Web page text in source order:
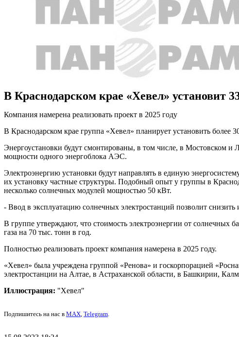
В Краснодарском крае «Хевел» установит
Компания намерена реализовать проект в 2025 году
В Краснодарском крае группа «Хевел» планирует установить более
Энергоустановки будут смонтированы, в том числе, в Мостовском
мощности одного энергоблока АЭС.
Электроэнергию установки будут направлять в единую
их установку частные структуры. Подобный опыт у группы в
несколько солнечных модулей мощностью 50 кВт.
- Ввод в эксплуатацию солнечных электростанций позволит
В группе утверждают, что стоимость электроэнергии от солнечных
газа на 70 тыс. тонн в год.
Полностью реализовать проект компания намерена в 2025 году.
«Хевел» была учреждена группой «Ренова» и госкорпорацией
электростанции на Алтае, в Астраханской области, в Башкирии,
Иллюстрация: "Хевел"
Подпишитесь на нас в MAX, Telegram.